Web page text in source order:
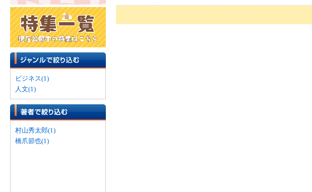
ビジネス(1)
人文(1)
村山秀太郎(1)
橋爪節也(1)